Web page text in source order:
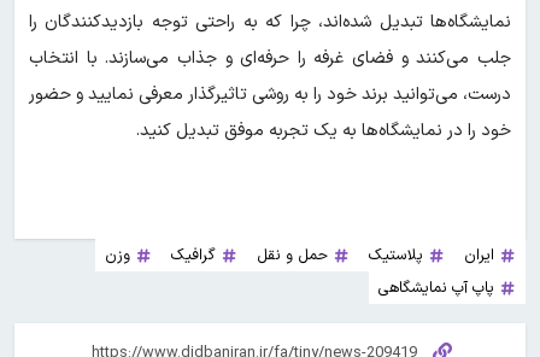
نمایشگاه‌ها تبدیل شده‌اند، چرا که به راحتی توجه بازدیدکنندگان را
جلب می‌کنند و فضای غرفه را حرفه‌ای و جذاب می‌سازند. با انتخاب
درست، می‌توانید برند خود را به روشی تاثیرگذار معرفی نمایید و حضور
خود را در نمایشگاه‌ها به یک تجربه موفق تبدیل کنید.
ایران پلاستیک حمل و نقل گرافیک
وزن
پاپ آپ نمایشگاهی